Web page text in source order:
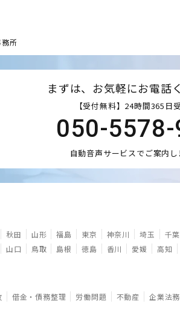
所
まずは、お気軽にお電話
【受付無料】24時間365日
050-
自動音声サービスでご案内し
秋田 山形 福島 東京 神奈川 埼玉 千葉
山口 鳥取 島根 徳島 香川 愛媛 高知
借金・債務整理 労働問題 不動産 企業法務